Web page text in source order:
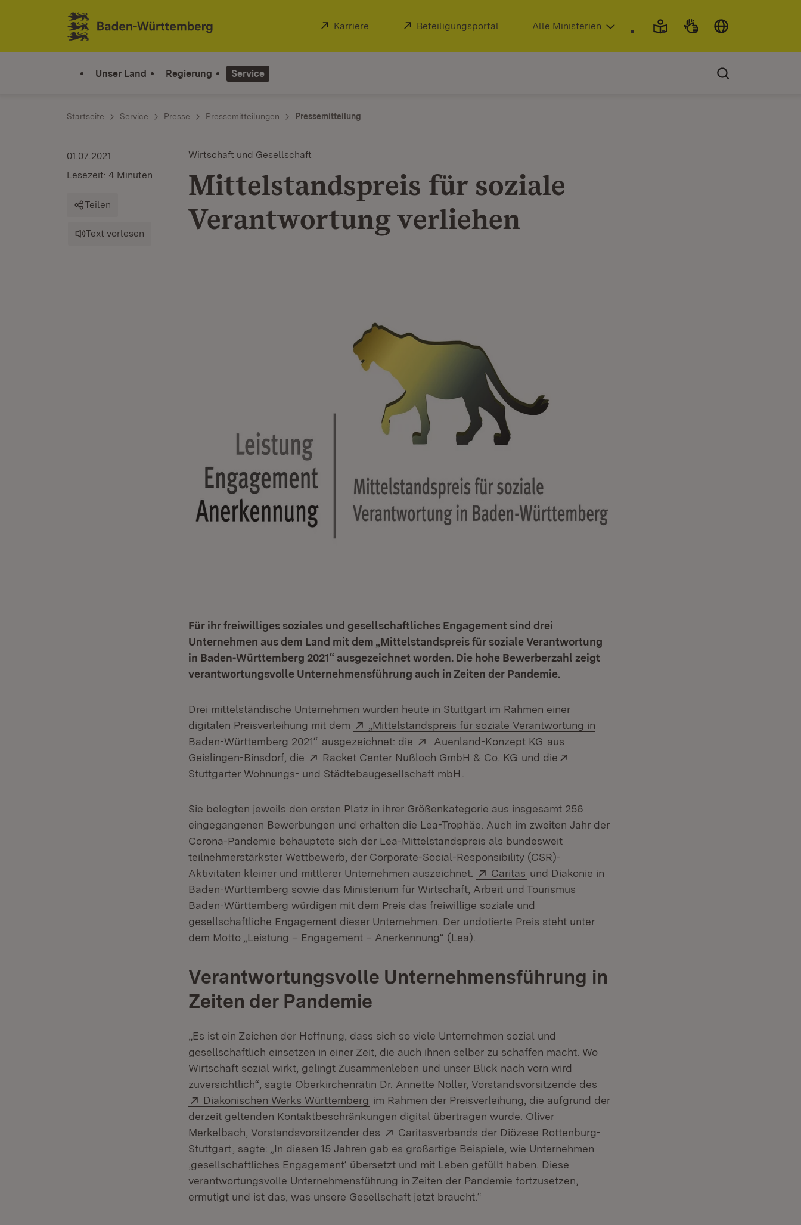
Zum Inhalt springen
Link zur Startseite
Extern:
Karriere (Öffnet in neuem Fenster)
Extern:
Beteiligungsportal (Öffnet in neuem Fenster)
Alle Ministerien
Unser Land Regierung Service
Startseite Service Presse Pressemitteilungen Pressemitteilung
Wirtschaft und Gesellschaft
Mittelstandspreis für soziale
Verantwortung verliehen
01.07.2021
Lesezeit: 4 Minuten
Teilen
Text vorlesen
Für ihr freiwilliges soziales und gesellschaftliches Engagement sind drei
Unternehmen aus dem Land mit dem „Mittelstandspreis für soziale Verantwortung
in Baden-Württemberg 2021“ ausgezeichnet worden. Die hohe Bewerberzahl zeigt
verantwortungsvolle Unternehmensführung auch in Zeiten der Pandemie.
Drei mittelständische Unternehmen wurden heute in Stuttgart im Rahmen einer
digitalen Preisverleihung mit dem
Extern:
„Mittelstandspreis für soziale Verantwortung in
Baden-Württemberg 2021“ (Öffnet in neuem Fenster)
ausgezeichnet: die Extern:
Auenland-Konzept KG (Öffnet in neuem Fenster)
aus
Geislingen-Binsdorf, die
Extern:
Racket Center Nußloch GmbH & Co. KG (Öffnet in neuem Fenster)
und die
Stuttgarter Wohnungs- und Städtebaugesellschaft mbH
Sie belegten jeweils den ersten Platz in ihrer Größenkategorie aus insgesamt 256
eingegangenen Bewerbungen und erhalten die Lea-Trophäe. Auch im zweiten Jahr der
Corona-Pandemie behauptete sich der Lea-Mittelstandspreis als bundesweit
teilnehmerstärkster Wettbewerb, der Corporate-Social-Responsibility (CSR)-
Aktivitäten kleiner und mittlerer Unternehmen auszeichnet.
Extern:
Caritas (Öffnet in neuem Fenster)
und Diakonie in
Baden-Württemberg sowie das Ministerium für Wirtschaft, Arbeit und Tourismus
Baden-Württemberg würdigen mit dem Preis das freiwillige soziale und
gesellschaftliche Engagement dieser Unternehmen. Der undotierte Preis steht unter
dem Motto „Leistung – Engagement – Anerkennung“ (Lea).
Verantwortungsvolle Unternehmensführung in
Zeiten der Pandemie
„Es ist ein Zeichen der Hoffnung, dass sich so viele Unternehmen sozial und
gesellschaftlich einsetzen in einer Zeit, die auch ihnen selber zu schaffen macht. Wo
Wirtschaft sozial wirkt, gelingt Zusammenleben und unser Blick nach vorn wird
zuversichtlich“, sagte Oberkirchenrätin Dr. Annette Noller, Vorstandsvorsitzende des
Extern:
Diakonischen Werks Württemberg (Öffnet in neuem Fenster)
im Rahmen der Preisverleihung, die aufgrund der
derzeit geltenden Kontaktbeschränkungen digital übertragen wurde. Oliver
Merkelbach, Vorstandsvorsitzender des
Extern:
Caritasverbands der Diözese Rottenburg-
Stuttgart (Öffnet in neuem Fenster)
, sagte: „In diesen 15 Jahren gab es großartige Beispiele, wie Unternehmen
‚gesellschaftliches Engagement‘ übersetzt und mit Leben gefüllt haben. Diese
verantwortungsvolle Unternehmensführung in Zeiten der Pandemie fortzusetzen,
ermutigt und ist das, was unsere Gesellschaft jetzt braucht.“